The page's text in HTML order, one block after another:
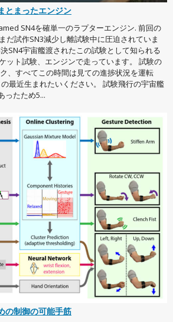
とまったエンジン
SN4を確単一のラプターエンジン. 前回の
試作SN3減少し離試験中に圧迫されていま
SN4宇宙艦渡されたこの試験として知られる
ット試験、エンジンで走っています。 試験の
、すべてこの時間は見ての進捗状況を運転
最近生まれたいください。 試験飛行の宇宙艦
ったため5...
の制御の可能手筋